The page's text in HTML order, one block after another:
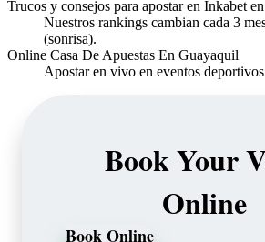
Trucos y consejos para apostar en Inkabet
Nuestros rankings cambian cada 3
(sonrisa).
Online Casa De Apuestas En Guayaquil
Apostar en vivo en eventos
Book Your
Online
Book Online